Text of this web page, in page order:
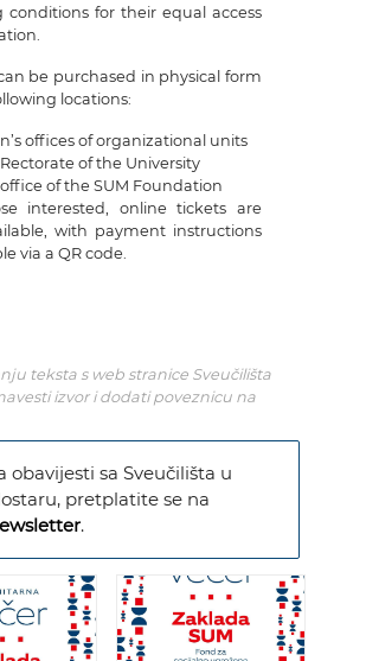
conditions for their equal access
be purchased in physical form
locations:
offices of organizational units
of the University
of the SUM Foundation
interested, online tickets are
with payment instructions
via a QR code.
teksta s web stranice Sveučilišta
izvor i dodati poveznicu na
obavijesti sa Sveučilišta u
pretplatite se na
.